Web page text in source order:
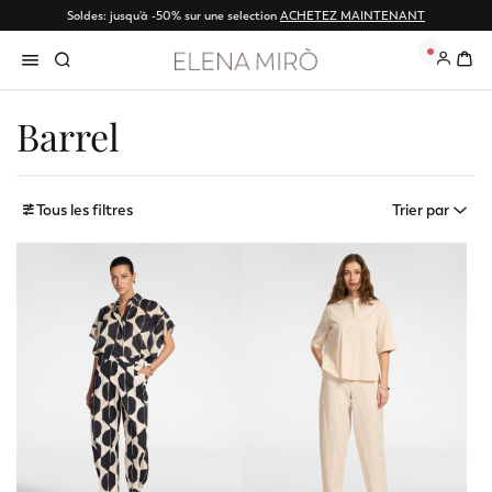
Soldes: jusqu'à -50% sur une selection ACHETEZ MAINTENANT
0
Barrel
Tous les filtres Trier par